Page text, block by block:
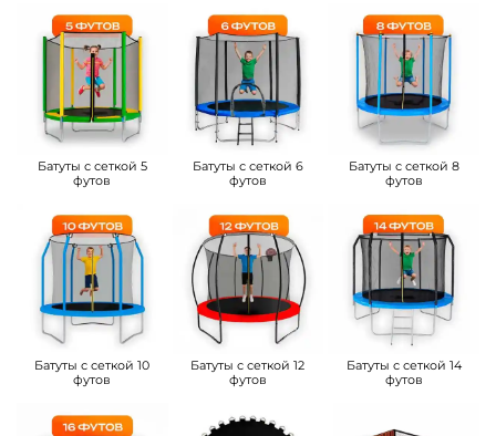
Батуты с сеткой 5
футов
Батуты с сеткой 6
футов
Батуты с сеткой 8
футов
Батуты с сеткой 10
футов
Батуты с сеткой 12
футов
Батуты с сеткой 14
футов